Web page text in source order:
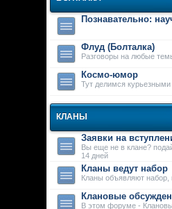
Познавательно:
Флуд (Болталка)
Разговоры на любые
Космо-юмор
Тут делимся
КЛАНЫ
Заявки на
Вы еще не в клане?
14 дней
Кланы ведут набор
Кланы объявляют набор,
Клановые
В этом форуме -